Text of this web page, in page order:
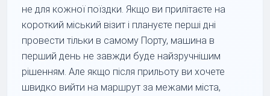
не для кожної поїздки. Якщо ви прилітаєте на
короткий міський візит і плануєте перші дні
провести тільки в самому Порту, машина в
перший день не завжди буде найзручнішим
рішенням. Але якщо після прильоту ви хочете
швидко вийти на маршрут за межами міста,